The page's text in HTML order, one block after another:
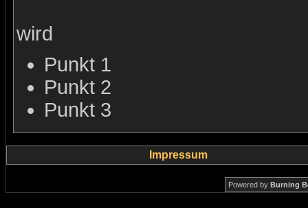
wird
Punkt 1
Punkt 2
Punkt 3
Impressum
Powered by Burning